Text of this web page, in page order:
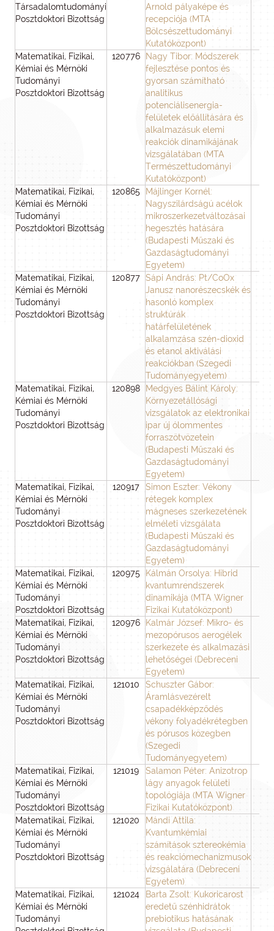
Társadalomtudományi
Posztdoktori Bizottság
Arnold pályaképe és
recepciója (MTA
Bölcsészettudományi
Kutatóközpont)
Matematikai, Fizikai,
Kémiai és Mérnöki
Tudományi
Posztdoktori Bizottság
120776
Nagy Tibor: Módszerek
fejlesztése pontos és
gyorsan számítható
analitikus
potenciálisenergia-
felületek előállítására és
alkalmazásuk elemi
reakciók dinamikájának
vizsgálatában (MTA
Természettudományi
Kutatóközpont)
Matematikai, Fizikai,
Kémiai és Mérnöki
Tudományi
Posztdoktori Bizottság
120865
Májlinger Kornél:
Nagyszilárdságú acélok
mikroszerkezetváltozásai
hegesztés hatására
(Budapesti Műszaki és
Gazdaságtudományi
Egyetem)
Matematikai, Fizikai,
Kémiai és Mérnöki
Tudományi
Posztdoktori Bizottság
120877 Sápi András: Pt/CoOx
Janusz nanorészecskék és
hasonló komplex
struktúrák
határfelületének
alkalamzása szén-dioxid
és etanol aktiválási
reakciókban (Szegedi
Tudományegyetem)
Matematikai, Fizikai,
Kémiai és Mérnöki
Tudományi
Posztdoktori Bizottság
120898
Medgyes Bálint Károly:
Környezetállósági
vizsgálatok az elektronikai
ipar új ólommentes
forraszötvözetein
(Budapesti Műszaki és
Gazdaságtudományi
Egyetem)
Matematikai, Fizikai,
Kémiai és Mérnöki
Tudományi
Posztdoktori Bizottság
120917
Simon Eszter: Vékony
rétegek komplex
mágneses szerkezetének
elméleti vizsgálata
(Budapesti Műszaki és
Gazdaságtudományi
Egyetem)
Matematikai, Fizikai,
Kémiai és Mérnöki
Tudományi
Posztdoktori Bizottság
120975
Kálmán Orsolya: Hibrid
kvantumrendszerek
dinamikája (MTA Wigner
Fizikai Kutatóközpont)
Matematikai, Fizikai,
Kémiai és Mérnöki
Tudományi
Posztdoktori Bizottság
120976
Kalmár József: Mikro- és
mezopórusos aerogélek
szerkezete és alkalmazási
lehetőségei (Debreceni
Egyetem)
Matematikai, Fizikai,
Kémiai és Mérnöki
Tudományi
Posztdoktori Bizottság
121010
Schuszter Gábor:
Áramlásvezérelt
csapadékképződés
vékony folyadékrétegben
és pórusos közegben
(Szegedi
Tudományegyetem)
Matematikai, Fizikai,
Kémiai és Mérnöki
Tudományi
Posztdoktori Bizottság
121019
Salamon Péter: Anizotrop
lágy anyagok felületi
topológiája (MTA Wigner
Fizikai Kutatóközpont)
Matematikai, Fizikai,
Kémiai és Mérnöki
Tudományi
Posztdoktori Bizottság
121020
Mándi Attila:
Kvantumkémiai
számítások sztereokémia
és reakciómechanizmusok
vizsgálatára (Debreceni
Egyetem)
Matematikai, Fizikai,
Kémiai és Mérnöki
Tudományi
121024
Barta Zsolt: Kukoricarost
eredetű szénhidrátok
prebiotikus hatásának